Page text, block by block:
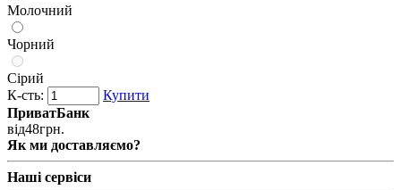
Молочний
Чорний
Сірий
К-сть:
Купити
ПриватБанк
від48грн.
Як ми доставляємо?
Наші сервіси